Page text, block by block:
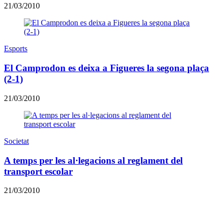
21/03/2010
Esports
El Camprodon es deixa a Figueres la segona plaça
(2-1)
21/03/2010
Societat
A temps per les al·legacions al reglament del
transport escolar
21/03/2010